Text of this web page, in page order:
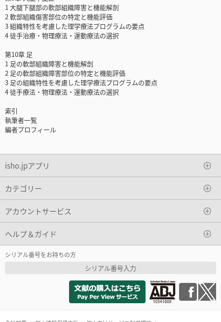
1 大腿下腿部の軟部組織障害と機能解剖
2 軟部組織傷害部位の特定と機能評価
3 組織特性を考慮した理学療法プログラムの要点
4 徒手治療・物理療法・運動療法の選択
第10章 足
1 足の軟部組織障害と機能解剖
2 足の軟部組織障害部位の特定と機能評価
3 足の組織特性を考慮した理学療法プログラムの要点
4 徒手療法・物理療法・運動療法の選択
索引
執筆者一覧
編者プロフィール
isho.jpアプリ
カテゴリー
アカウントサービス
ヘルプ＆ガイド
シリアル番号をお持ちの方
シリアル番号入力